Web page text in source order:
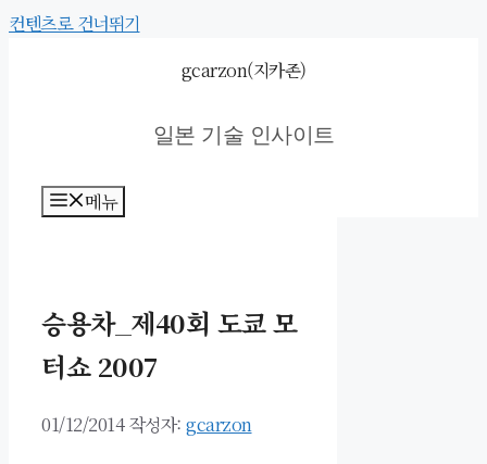
컨텐츠로 건너뛰기
gcarzon(지카존)
일본 기술 인사이트
메뉴
승용차_제40회 도쿄 모
터쇼 2007
01/12/2014 작성자: gcarzon